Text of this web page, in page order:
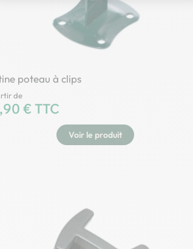
poteau à clips
de
€ TTC
Voir le produit